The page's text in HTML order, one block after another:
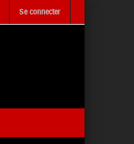
Se connecter